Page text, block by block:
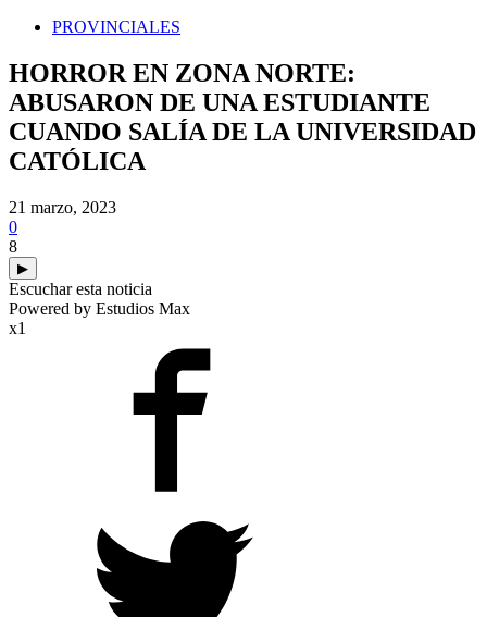
PROVINCIALES
HORROR EN ZONA NORTE:
ABUSARON DE UNA ESTUDIANTE
CUANDO SALÍA DE LA UNIVERSIDAD
CATÓLICA
21 marzo, 2023
0
8
▶
Escuchar esta noticia
Powered by Estudios Max
x1